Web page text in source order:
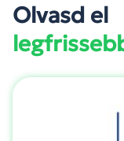
Olvasd el